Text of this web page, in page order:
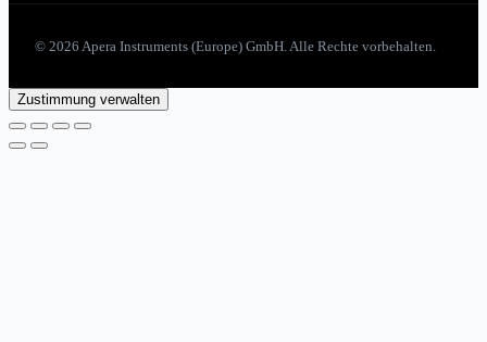
© 2026 Apera Instruments (Europe) GmbH. Alle Rechte vorbehalten.
Zustimmung verwalten